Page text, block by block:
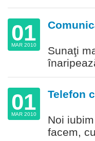
01
MAR 2010
Sunaţi
01
MAR 2010
Telefon
Noi
facem,